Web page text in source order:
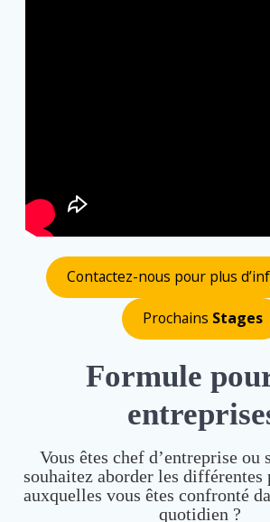
Contactez-nous pour plus
Prochains Stages
Formule
Vous êtes chef d’entreprise ou
souhaitez aborder les différentes
auxquelles vous êtes confronté
quotidien ?